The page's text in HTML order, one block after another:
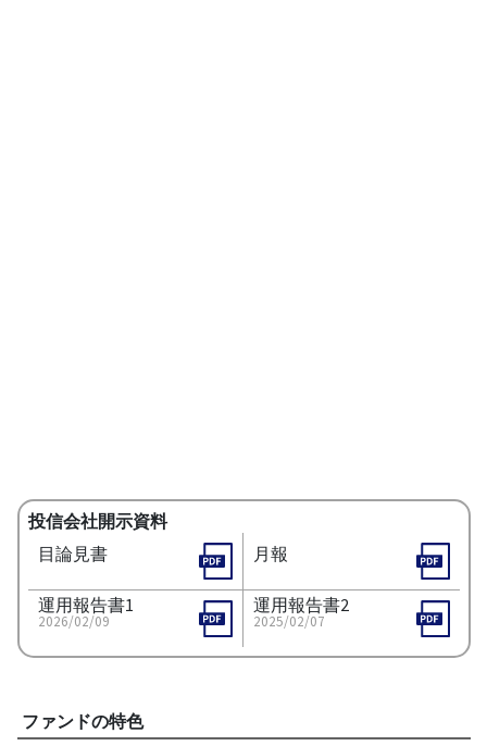
投信会社開示資料
目論見書
月報
運用報告書1
2026/02/09
運用報告書2
2025/02/07
ファンドの特色